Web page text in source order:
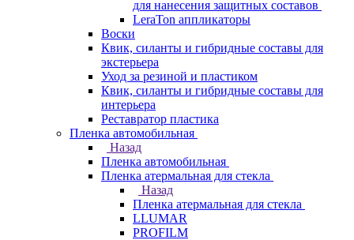
для нанесения защитных составов
LeraTon аппликаторы
Воски
Квик, силанты и гибридные составы для
экстерьера
Уход за резиной и пластиком
Квик, силанты и гибридные составы для
интерьера
Реставратор пластика
Пленка автомобильная
Назад
Пленка автомобильная
Пленка атермальная для стекла
Назад
Пленка атермальная для стекла
LLUMAR
PROFILM